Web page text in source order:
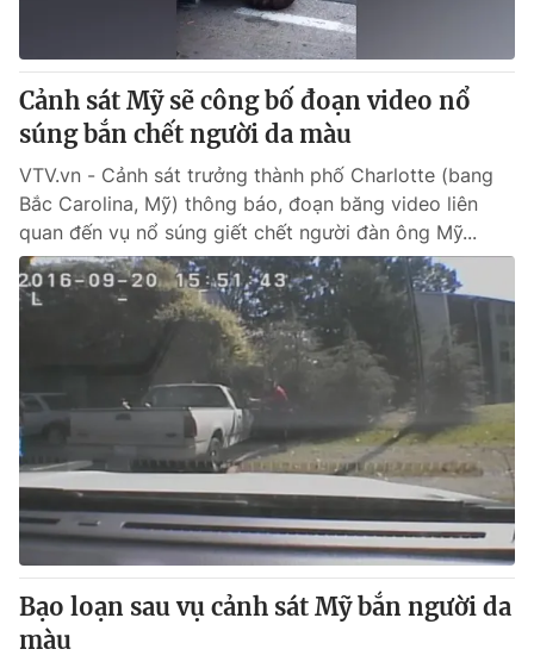
Cảnh sát Mỹ sẽ công bố đoạn video nổ
súng bắn chết người da màu
VTV.vn - Cảnh sát trưởng thành phố Charlotte (bang
Bắc Carolina, Mỹ) thông báo, đoạn băng video liên
quan đến vụ nổ súng giết chết người đàn ông Mỹ...
Bạo loạn sau vụ cảnh sát Mỹ bắn người da
màu